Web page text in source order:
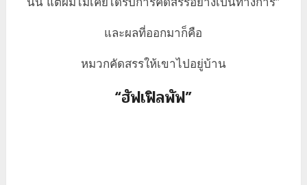
และผลที่ออกมาก็คือ
หมวกคัดสรรให้เขาไปอยู่บ้าน
“ฮัฟเฟิลพัฟ”